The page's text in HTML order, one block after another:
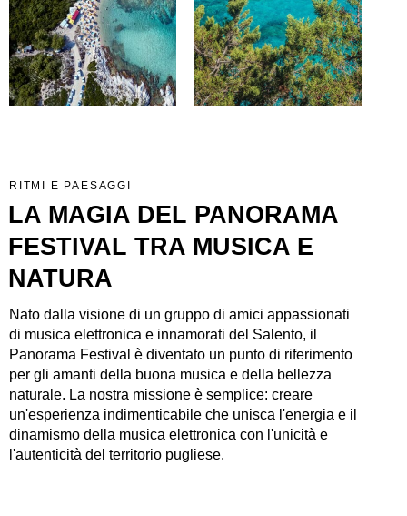
RITMI E PAESAGGI
LA MAGIA DEL PANORAMA
FESTIVAL TRA MUSICA E
NATURA
Nato dalla visione di un gruppo di amici appassionati
di musica elettronica e innamorati del Salento, il
Panorama Festival è diventato un punto di riferimento
per gli amanti della buona musica e della bellezza
naturale. La nostra missione è semplice: creare
un'esperienza indimenticabile che unisca l'energia e il
dinamismo della musica elettronica con l'unicità e
l'autenticità del territorio pugliese.